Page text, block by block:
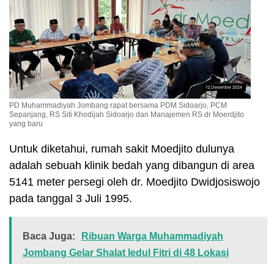
PD Muhammadiyah Jombang rapat bersama PDM Sidoarjo, PCM
Sepanjang, RS Siti Khodijah Sidoarjo dan Manajemen RS dr Moerdjito
yang baru
Untuk diketahui, rumah sakit Moedjito dulunya
adalah sebuah klinik bedah yang dibangun di area
5141 meter persegi oleh dr. Moedjito Dwidjosiswojo
pada tanggal 3 Juli 1995.
Baca Juga:
Ribuan Warga Muhammadiyah
Jombang Gelar Shalat Iedul Fitri di 48 Lokasi